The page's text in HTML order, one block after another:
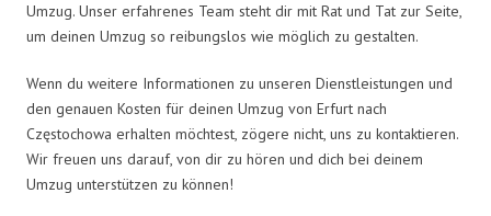
Umzug. Unser erfahrenes Team steht dir mit Rat und Tat zur Seite,
um deinen Umzug so reibungslos wie möglich zu gestalten.
Wenn du weitere Informationen zu unseren Dienstleistungen und
den genauen Kosten für deinen Umzug von Erfurt nach
Częstochowa erhalten möchtest, zögere nicht, uns zu kontaktieren.
Wir freuen uns darauf, von dir zu hören und dich bei deinem
Umzug unterstützen zu können!